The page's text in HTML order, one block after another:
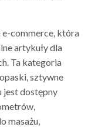
commerce, która
artykuły dla
Ta kategoria
sztywne
dostępny
masażu,